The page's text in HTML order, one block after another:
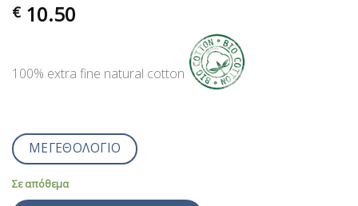
€ 10.50
100% extra fine natural cotton
ΜΕΓΕΘΟΛΟΓΙΟ
Σε απόθεμα